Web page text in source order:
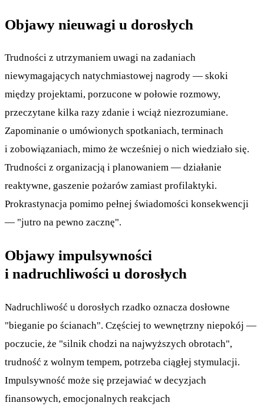
Objawy nieuwagi u dorosłych
Trudności z utrzymaniem uwagi na zadaniach
niewymagających natychmiastowej nagrody — skoki
między projektami, porzucone w połowie rozmowy,
przeczytane kilka razy zdanie i wciąż niezrozumiane.
Zapominanie o umówionych spotkaniach, terminach
i zobowiązaniach, mimo że wcześniej o nich wiedziało się.
Trudności z organizacją i planowaniem — działanie
reaktywne, gaszenie pożarów zamiast profilaktyki.
Prokrastynacja pomimo pełnej świadomości konsekwencji
— "jutro na pewno zacznę".
Objawy impulsywności
i nadruchliwości u dorosłych
Nadruchliwość u dorosłych rzadko oznacza dosłowne
"bieganie po ścianach". Częściej to wewnętrzny niepokój —
poczucie, że "silnik chodzi na najwyższych obrotach",
trudność z wolnym tempem, potrzeba ciągłej stymulacji.
Impulsywność może się przejawiać w decyzjach
finansowych, emocjonalnych reakcjach